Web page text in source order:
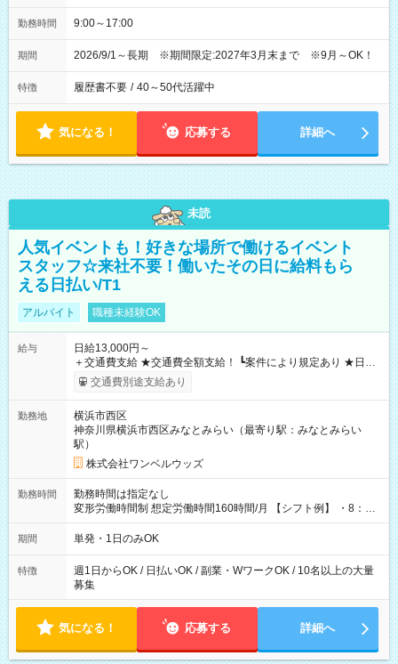
勤務時間 9:00～17:00
期間 2026/9/1～長期 ※期間限定:2027年3月末まで ※9月～OK！
特徴 履歴書不要 / 40～50代活躍中
気になる！ 応募する 詳細へ
未読
人気イベントも！好きな場所で働けるイベント
スタッフ☆来社不要！働いたその日に給料もら
える日払い/T1
アルバイト 職種未経験OK
給与
日給13,000円～
＋交通費支給 ★交通費全額支給！ ┗案件により規定あり ★日払
いOK！（規定あり） ┗働いたその日に現金GET♪ お仕事後はコ
ンビニATMから 日払い分を引き落とせます！ 【試用期間】試
交通費別途支給あり
勤務地
横浜市西区
神奈川県横浜市西区みなとみらい（最寄り駅：みなとみらい
駅）
株式会社ワンベルウッズ
勤務時間
勤務時間は指定なし
変形労働時間制 想定労働時間160時間/月 【シフト例】 ・8：00
～21：00
期間 単発・1日のみOK
特徴
週1日からOK / 日払いOK / 副業・WワークOK / 10名以上の大量
募集
気になる！ 応募する 詳細へ